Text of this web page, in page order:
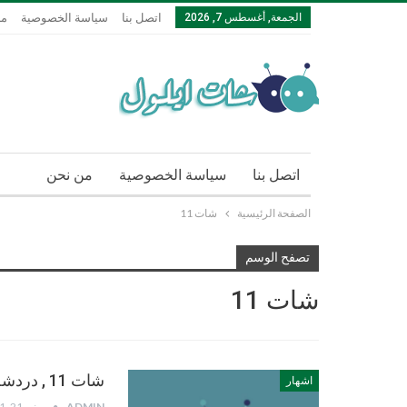
الجمعة, أغسطس 7, 2026 اتصل بنا سياسة الخصوصية
اتصل بنا سياسة الخصوصية من نحن
الصفحة الرئيسية شات 11
تصفح الوسم
شات 11
اشهار شات 11 , دردشة 11 , شات 11 تعارف مجاني عربي بدون تسجيل